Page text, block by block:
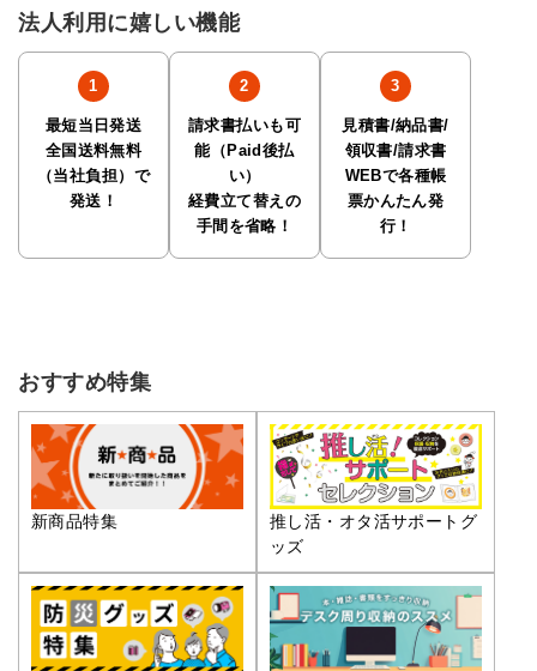
法人利用に嬉しい機能
最短当日発送
全国送料無料
（当社負担）で
発送！
請求書払いも可
能（Paid後払
い）
経費立て替えの
手間を省略！
見積書/納品書/
領収書/請求書
WEBで各種帳
票かんたん発
行！
おすすめ特集
新商品特集
推し活・オタ活サポートグ
ッズ